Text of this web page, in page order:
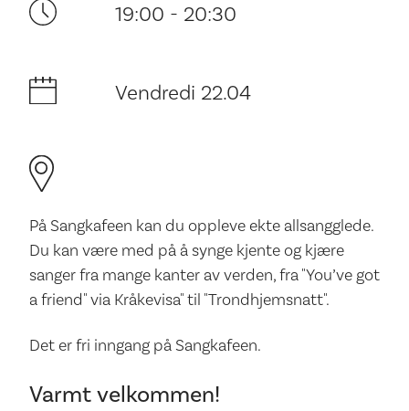
Musikk
Historie og arkitektur
19:00 - 20:30
Vendredi 22.04
På Sangkafeen kan du oppleve ekte allsangglede.
Du kan være med på å synge kjente og kjære
sanger fra mange kanter av verden, fra "You’ve got
a friend" via Kråkevisa" til "Trondhjemsnatt".
Det er fri inngang på Sangkafeen.
Varmt velkommen!